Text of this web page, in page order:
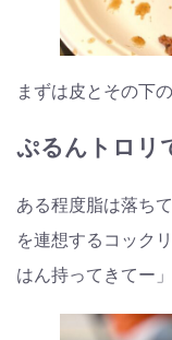
まずは皮とその下
ぷるんトロリ
ある程度脂は落ち
を連想するコック
はん持ってきてー